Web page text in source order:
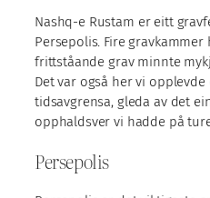
Nashq-e Rustam er eitt
Persepolis. Fire
frittståande grav minnte
Det var også her vi
tidsavgrensa, gleda av det
opphaldsver vi hadde på
Persepolis